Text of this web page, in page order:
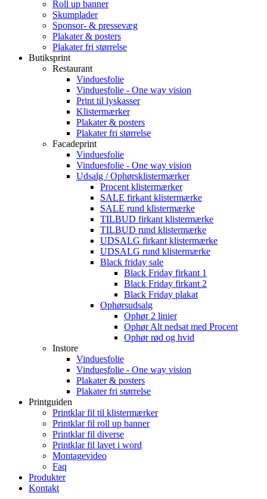
Roll up banner
Skumplader
Sponsor- & pressevæg
Plakater & posters
Plakater fri størrelse
Butiksprint
Restaurant
Vinduesfolie
Vinduesfolie - One way vision
Print til lyskasser
Klistermærker
Plakater & posters
Plakater fri størrelse
Facadeprint
Vinduesfolie
Vinduesfolie - One way vision
Udsalg / Ophørsklistermærker
Procent klistermærker
SALE firkant klistermærke
SALE rund klistermærke
TILBUD firkant klistermærke
TILBUD rund klistermærke
UDSALG firkant klistermærke
UDSALG rund klistermærke
Black friday sale
Black Friday firkant 1
Black Friday firkant 2
Black Friday plakat
Ophørsudsalg
Ophør 2 linier
Ophør Alt nedsat med Procent
Ophør rød og hvid
Instore
Vinduesfolie
Vinduesfolie - One way vision
Plakater & posters
Plakater fri størrelse
Printguiden
Printklar fil til klistermærker
Printklar fil roll up banner
Printklar fil diverse
Printklar fil lavet i word
Montagevideo
Faq
Produkter
Kontakt